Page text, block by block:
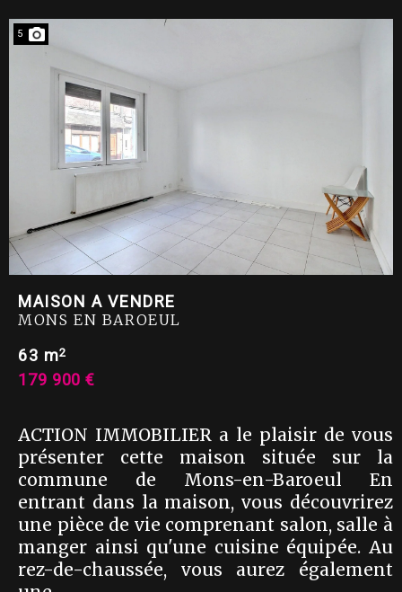
5
MAISON A VENDRE
MONS EN BAROEUL
63 m2
179 900 €
ACTION IMMOBILIER a le plaisir de vous
présenter cette maison située sur la
commune de Mons-en-Baroeul En
entrant dans la maison, vous découvrirez
une pièce de vie comprenant salon, salle à
manger ainsi qu'une cuisine équipée. Au
rez-de-chaussée, vous aurez également